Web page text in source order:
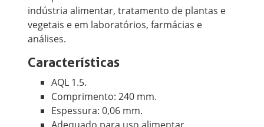
indústria alimentar, tratamento de plantas e
vegetais e em laboratórios, farmácias e
análises.
Características
AQL 1.5.
Comprimento: 240 mm.
Espessura: 0,06 mm.